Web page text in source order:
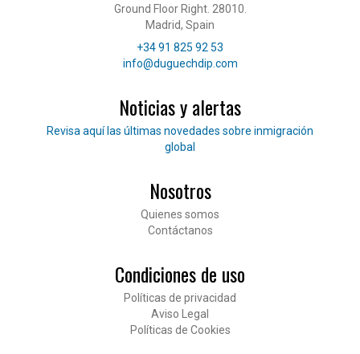
Pié de página
Ground Floor Right. 28010.
Madrid, Spain
Teléfono
+34 91 825 92 53
Correo electrónico
info@duguechdip.com
Noticias y alertas
Lee nuestras noticias
Revisa aquí las últimas novedades sobre inmigración
global
Nosotros
Quienes somos
Contáctanos
Condiciones de uso
Políticas de privacidad
Aviso Legal
Políticas de Cookies